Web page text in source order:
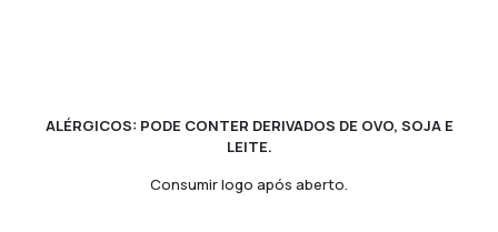
ALÉRGICOS: PODE CONTER DERIVADOS DE OVO, SOJA E
LEITE.
Consumir logo após aberto.